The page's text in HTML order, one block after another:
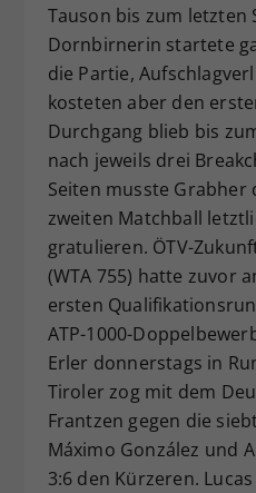
Tauson bis zum letzten
Dornbirnerin startete
die Partie,
kosteten aber den
Durchgang blieb bis
nach jeweils drei
Seiten musste Grabher
zweiten Matchball
gratulieren. ÖTV-
(WTA 755) hatte zuvor
ersten
ATP-1000-
Erler donnerstags in
Tiroler zog mit dem
Frantzen gegen die
Máximo González und
3:6 den Kürzeren.